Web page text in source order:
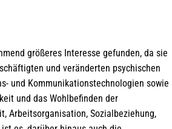
größeres Interesse gefunden, da sie
und veränderten psychischen
und Kommunikationstechnologien sowie
und das Wohlbefinden der
Arbeitsorganisation, Sozialbeziehung,